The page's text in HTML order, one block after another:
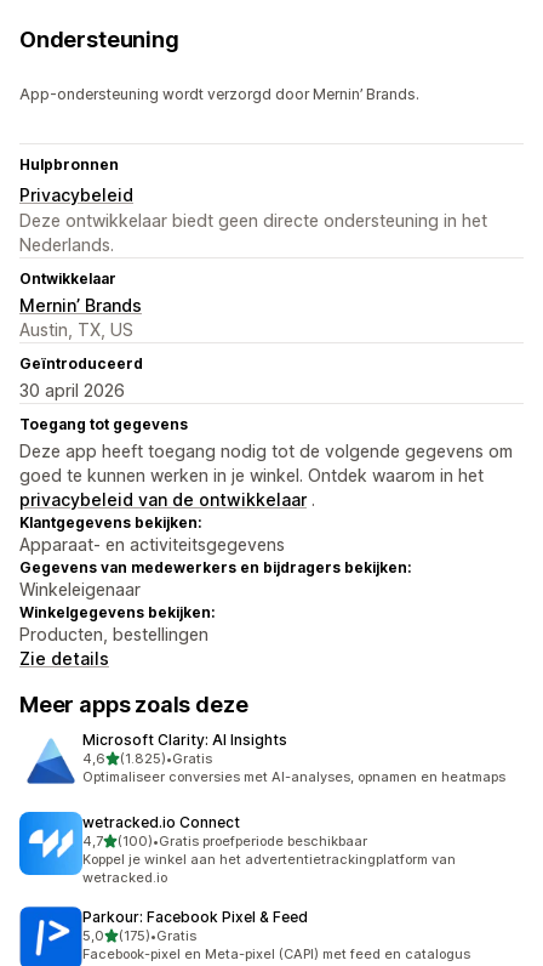
Ondersteuning
App-ondersteuning wordt verzorgd door Mernin’ Brands.
Hulpbronnen
Privacybeleid
Deze ontwikkelaar biedt geen directe ondersteuning in het
Nederlands.
Ontwikkelaar
Mernin’ Brands
Austin, TX, US
Geïntroduceerd
30 april 2026
Toegang tot gegevens
Deze app heeft toegang nodig tot de volgende gegevens om
goed te kunnen werken in je winkel. Ontdek waarom in het
privacybeleid van de ontwikkelaar .
Klantgegevens bekijken:
Apparaat- en activiteitsgegevens
Gegevens van medewerkers en bijdragers bekijken:
Winkeleigenaar
Winkelgegevens bekijken:
Producten, bestellingen
Zie details
Meer apps zoals deze
Microsoft Clarity: AI Insights
4,6van 5 sterren
(1.825)
1825 recensies in totaal
•Gratis
Optimaliseer conversies met AI-analyses, opnamen en heatmaps
wetracked.io Connect
4,7van 5 sterren
(100)
100 recensies in totaal
•Gratis proefperiode beschikbaar
Koppel je winkel aan het advertentietrackingplatform van
wetracked.io
Parkour: Facebook Pixel & Feed
5,0van 5 sterren
(175)
175 recensies in totaal
•Gratis
Facebook-pixel en Meta-pixel (CAPI) met feed en catalogus